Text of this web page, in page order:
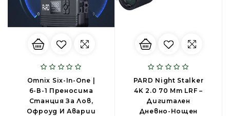
Omnix Six-In-One |
6-В-1 Преносима
Станция За Лов,
Офроуд И Аварии
PARD Night Stalker
4K 2.0 70 Mm LRF –
Дигитален
Дневно-Нощен